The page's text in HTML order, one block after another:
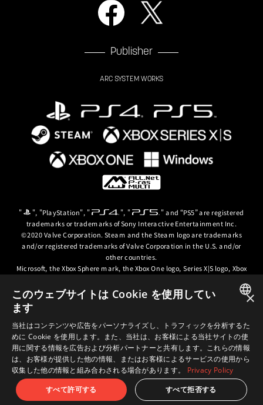
Publisher
ARC SYSTEM WORKS
" ", "PlayStation", " ", " " and “PS5” are registered
trademarks or trademarks of Sony Interactive Entertainment Inc.
©2020 Valve Corporation. Steam and the Steam logo are trademarks
and/or registered trademarks of Valve Corporation in the U.S. and/or
other countries.
Microsoft, the Xbox Sphere mark, the Xbox One logo, Series X|S logo, Xbox
trademarks of the Microsoft group of companies.
© ARC SYSTEM WORKS / © 2024 CD PROJEKT S.A. All rights reserved. CD
PROJEKT, the CD PROJEKT logo, Cyberpunk, Cyberpunk 2077, the
Cyberpunk 2077 logo and Cyberpunk: Edgerunners are trademarks and/or
registered trademarks of CD PROJEKT S.A. in the US and/or other
countries.
ENGLISH
×
このウェブサイトは Cookie を使用してい
ます
当社はコンテンツや広告をパーソナライズし、トラフィックを分析するた
めに Cookie を使用します。また、当社は、お客様による当社サイトの使
用に関する情報を広告および分析パートナーと共有します。これらの情報
は、お客様が提供した他の情報、またはお客様によるサービスの使用から
収集した他の情報と組み合わされる場合があります。
Privacy Policy
すべて許可する
すべて拒否する